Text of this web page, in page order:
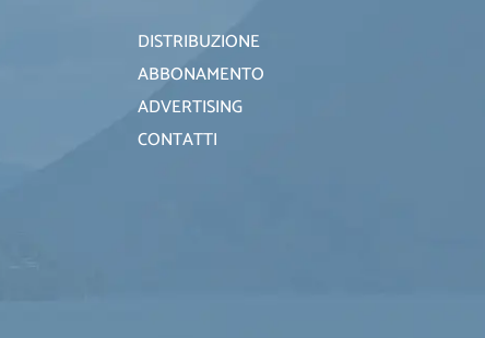
DISTRIBUZIONE
ABBONAMENTO
ADVERTISING
CONTATTI